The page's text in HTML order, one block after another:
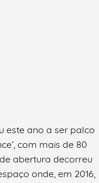
este ano a ser palco
com mais de 80
abertura decorreu
onde, em 2016,